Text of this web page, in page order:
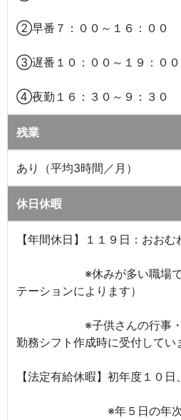
②早番７：００～１６：００
③遅番１０：００～１９：０
④夜勤１６：３０～９：３０
残業
あり（平均3時間／月）
休日休暇
【年間休日】１１９日：おおむ
※休みが多い職場です
テーションによります）
※子供さんの行事・その
勤務シフト作成時に受付してい
【法定有給休暇】初年度１０日
※年５日の年次有給